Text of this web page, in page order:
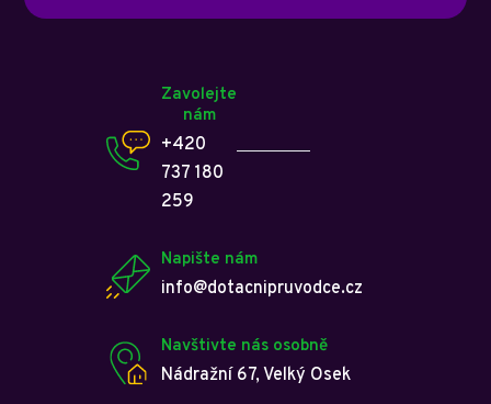
Zavolejte
nám
+420
737 180
259
Napište nám
info@dotacnipruvodce.cz
Navštivte nás osobně
Nádražní 67, Velký Osek